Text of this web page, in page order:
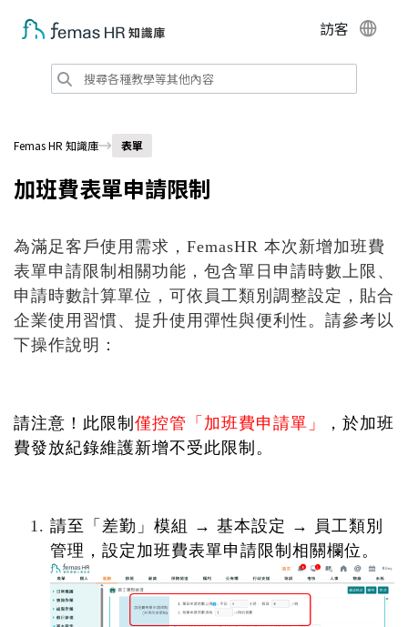
訪客
Femas HR 知識庫 表單
加班費表單申請限制
為滿足客戶使用需求，FemasHR 本次新增加班費
表單申請限制相關功能，包含單日申請時數上限、
申請時數計算單位，可依員工類別調整設定，貼合
企業使用習慣、提升使用彈性與便利性。 請參考以
下操作說明：
請注意！此限制 僅控管「加班費申請單」
，於加班
費發放紀錄維護新增不受此限制。
請至「差勤」模組 → 基本設定 → 員工類別
管理，設定加班費表單申請限制相關欄位。